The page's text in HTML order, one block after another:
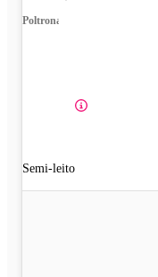
Poltrona
Semi-leito